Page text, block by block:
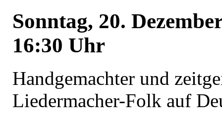
Sonntag, 20.
16:30 Uhr
Handgemachter und
Liedermacher-Folk auf